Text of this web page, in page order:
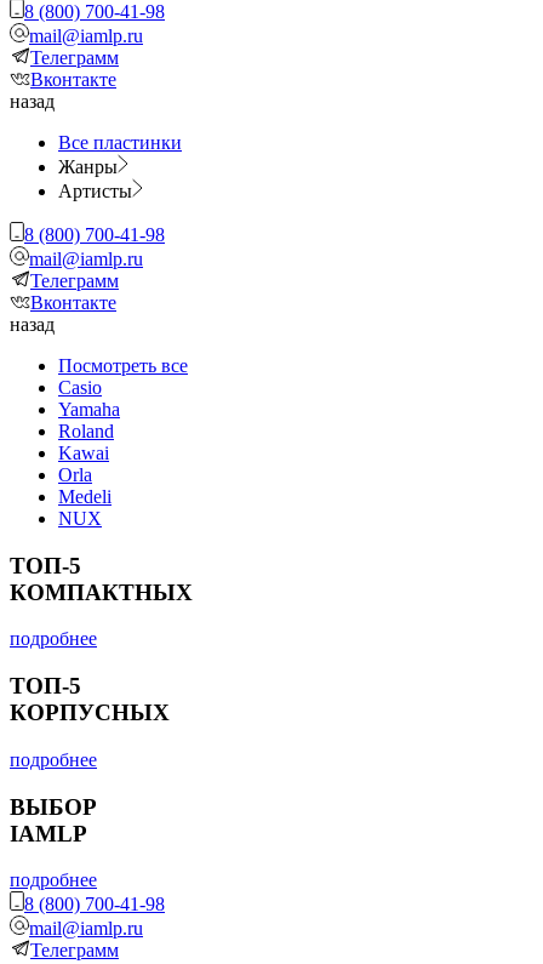
8 (800) 700-41-98
mail@iamlp.ru
Телеграмм
Вконтакте
назад
Все пластинки
Жанры
Артисты
8 (800) 700-41-98
mail@iamlp.ru
Телеграмм
Вконтакте
назад
Посмотреть все
Casio
Yamaha
Roland
Kawai
Orla
Medeli
NUX
ТОП-5
КОМПАКТНЫХ
подробнее
ТОП-5
КОРПУСНЫХ
подробнее
ВЫБОР
IAMLP
подробнее
8 (800) 700-41-98
mail@iamlp.ru
Телеграмм